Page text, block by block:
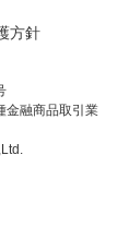
方針
金融商品取引業